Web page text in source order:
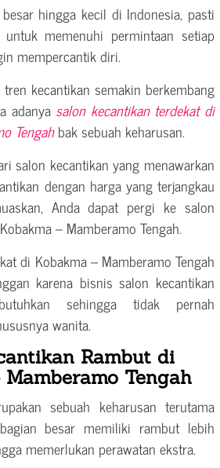
hingga kecil di Indonesia, pasti
memenuhi permintaan setiap
mempercantik diri.
kecantikan semakin berkembang
adanya salon kecantikan terdekat di
Tengahbak sebuah keharusan.
salon kecantikan yang menawarkan
dengan harga yang terjangkau
Anda dapat pergi ke salon
– Mamberamo Tengah.
di Kobakma – Mamberamo Tengah
karena bisnis salon kecantikan
sehingga tidak pernah
wanita.
Rambut di
Tengah
sebuah keharusan terutama
besar memiliki rambut lebih
memerlukan perawatan ekstra.